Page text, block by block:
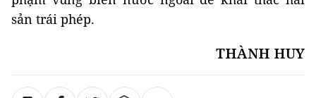
sản trái phép.
THÀNH HUY